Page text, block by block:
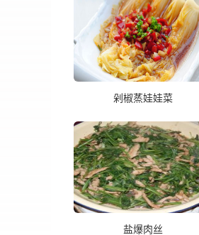
剁椒蒸娃娃菜
盐爆肉丝